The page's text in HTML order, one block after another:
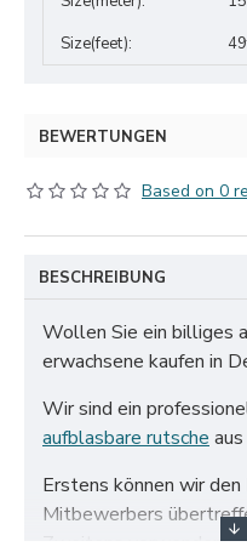
Size(feet):
BEWERTUNGEN
Based on 0
BESCHREIBUNG
Wollen Sie ein billiges
erwachsene kaufen in
Wir sind ein
aufblasbare rutsche aus
Erstens können wir
Mitbewerbers
Zweitens verwenden